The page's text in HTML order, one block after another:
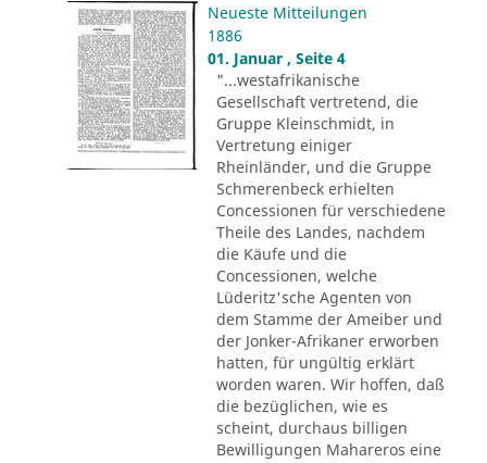
Neueste Mitteilungen
1886
01. Januar , Seite 4
"...westafrikanische
Gesellschaft vertretend, die
Gruppe Kleinschmidt, in
Vertretung einiger
Rheinländer, und die Gruppe
Schmerenbeck erhielten
Concessionen für verschiedene
Theile des Landes, nachdem
die Käufe und die
Concessionen, welche
Lüderitz'sche Agenten von
dem Stamme der Ameiber und
der Jonker-Afrikaner erworben
hatten, für ungültig erklärt
worden waren. Wir hoffen, daß
die bezüglichen, wie es
scheint, durchaus billigen
Bewilligungen Mahareros eine